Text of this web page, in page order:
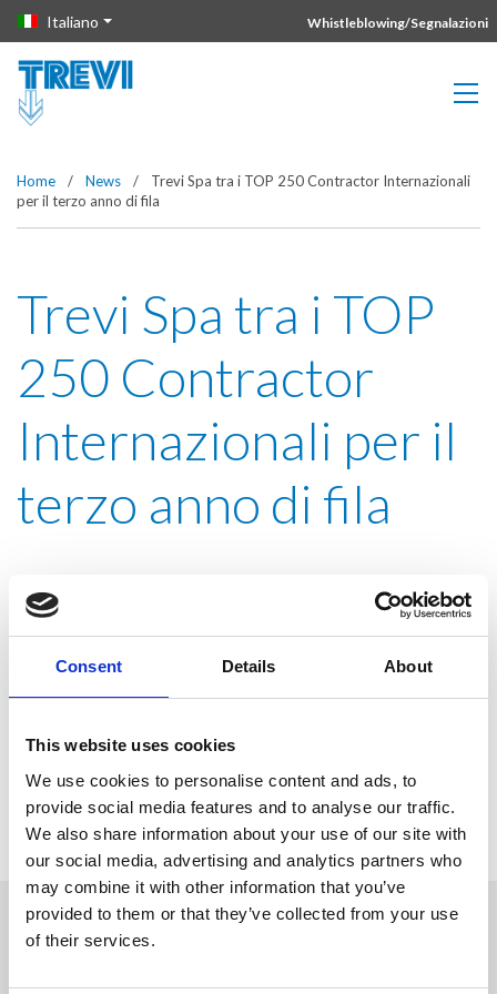
Consent Details About
This website uses cookies
We use cookies to personalise content and ads, to
provide social media features and to analyse our traffic.
We also share information about your use of our site with
our social media, advertising and analytics partners who
may combine it with other information that you’ve
provided to them or that they’ve collected from your use
of their services.
Vai direttamente al contenuto della pagina.
Italiano Whistleblowing/Segnalazioni
Home / News /
Trevi Spa tra i TOP 250 Contractor Internazionali
per il terzo anno di fila
Trevi Spa tra i TOP
250 Contractor
Internazionali per il
terzo anno di fila
Per il terzo anno di fila, Trevi Spa, divisione di Trevi
Group, specializzata in fondazioni profonde e lavori
Contractors Listdi Engineering News-Record
analisi, dati e opinioni per l’industria delle costruzioni in tutto
il mondo).
Richiedi Informazioni